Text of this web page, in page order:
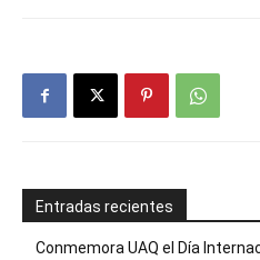
Entradas recientes
Conmemora UAQ el Día